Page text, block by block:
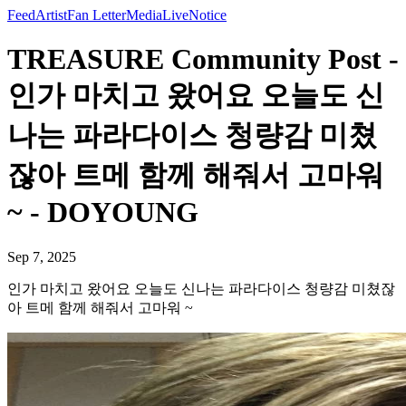
FeedArtistFan LetterMediaLiveNotice
TREASURE Community Post -
인가 마치고 왔어요 오늘도 신
나는 파라다이스 청량감 미쳤
잖아 트메 함께 해줘서 고마워
~ - DOYOUNG
Sep 7, 2025
인가 마치고 왔어요 오늘도 신나는 파라다이스 청량감 미쳤잖
아 트메 함께 해줘서 고마워 ~